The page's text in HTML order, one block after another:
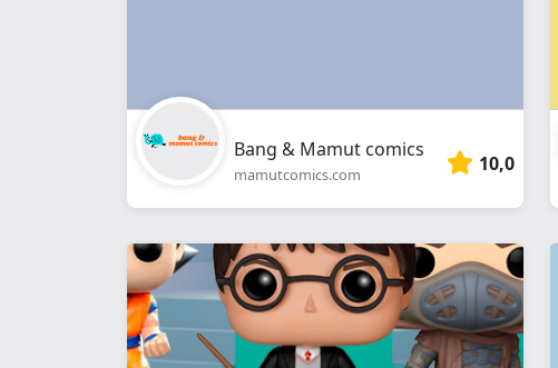
Bang & Mamut comics
mamutcomics.com 10,0